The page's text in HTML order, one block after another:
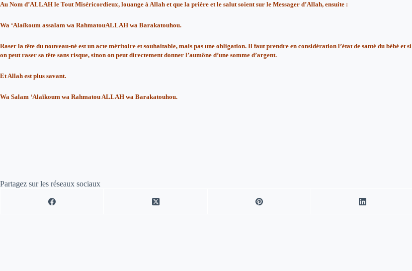
Au Nom d’ALLAH le Tout Miséricordieux, louange à Allah et que la prière et le salut soient sur le Messager d’Allah, ensuite :
Wa ‘Alaïkoum assalam wa RahmatouALLAH wa Barakatouhou.
Raser la tête du nouveau-né est un acte méritoire et souhaitable, mais pas une obligation. Il faut prendre en considération l’état de santé du bébé et si
on peut raser sa tête sans risque, sinon on peut directement donner l’aumône d’une somme d’argent.
Et Allah est plus savant.
Wa Salam ‘Alaïkoum wa Rahmatou ALLAH wa Barakatouhou.
Partagez sur les réseaux sociaux